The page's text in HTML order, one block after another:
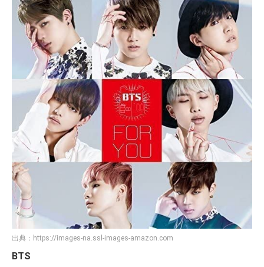
出典： https://images-na.ssl-images-amazon.com
BTS